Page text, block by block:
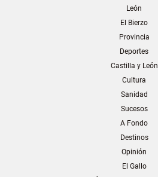
León
El Bierzo
Provincia
Deportes
Castilla y León
Cultura
Sanidad
Sucesos
A Fondo
Destinos
Opinión
El Gallo